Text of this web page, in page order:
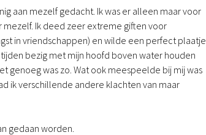
aan mezelf gedacht. Ik was er alleen maar voor
Ik deed zeer extreme giften voor
in vriendschappen) en wilde een perfect plaatje
bezig met mijn hoofd boven water houden
genoeg was zo. Wat ook meespeelde bij mij was
ik verschillende andere klachten van maar
gedaan worden.